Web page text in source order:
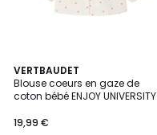
VERTBAUDET
Blouse coeurs en gaze de
coton bébé ENJOY UNIVERSITY
19,99 €